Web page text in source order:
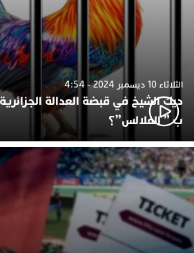
الثلاثاء 10 ديسمبر 2024 - 4:54
ديك الشيخ في قبضة العدالة
ب ” الفلالس”؟